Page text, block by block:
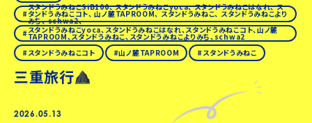
スタンドうみねこSiB100、 スタンドうみねこyoca、 スタンドうみねこはなれ、 ス
タンドうみねこコト、 山ノ麓TAPROOM、 スタンドうみねこ、 スタンドうみねこより
みち、 schwa2、
スタンドうみねこyoca、スタンドうみねこはなれ、スタンドうみねこコト、山ノ麓
TAPROOM、スタンドうみねこ、スタンドうみねこよりみち、schwa2
スタンドうみねこコト
山ノ麓TAPROOM スタンドうみねこ
三重旅行
2026.05.13